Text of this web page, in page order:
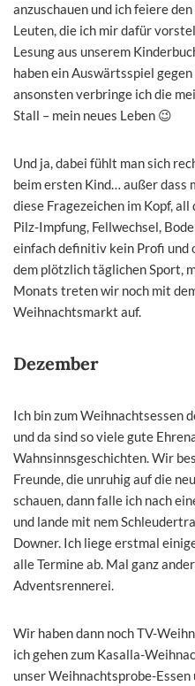
anzuschauen und ich feiere
Leuten, die ich mir dafür
Lesung aus unserem
haben ein Auswärtsspiel
ansonsten verbringe ich die
Stall – mein neues Leben 😉
Und ja, dabei fühlt man sich
beim ersten Kind… außer dass
diese Fragezeichen im Kopf,
Pilz-Impfung, Fellwechsel,
einfach definitiv kein Profi und
dem plötzlich täglichen Sport,
Monats treten wir noch mit
Weihnachtsmarkt auf.
Dezember
Ich bin zum Weihnachtsessen
und da sind so viele gute
Wahnsinnsgeschichten. Wir
Freunde, die unruhig auf die
schauen, dann falle ich nach
und lande mit nem
Downer. Ich liege erstmal
alle Termine ab. Mal ganz
Adventsrennerei.
Wir haben dann noch TV-
ich gehen zum Kasalla-
unser Weihnachtsprobe-Essen